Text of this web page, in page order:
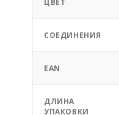
ЦВЕТ
СОЕДИНЕНИЯ
EAN
ДЛИНА
УПАКОВКИ